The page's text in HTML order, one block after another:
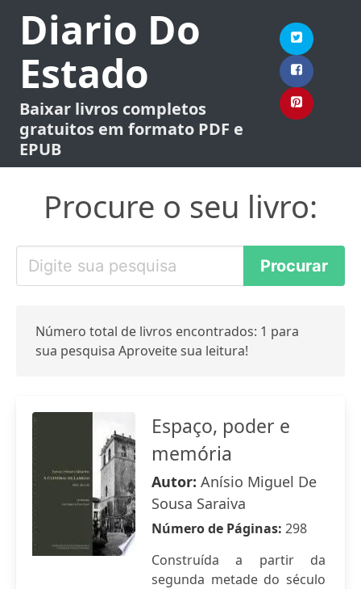
Diario Do
Estado
Baixar livros completos
gratuitos em formato PDF e
EPUB
Procure o seu livro:
Número total de livros encontrados: 1 para
sua pesquisa Aproveite sua leitura!
Espaço, poder e
memória
Autor: Anísio Miguel De
Sousa Saraiva
Número de Páginas: 298
Construída a partir da
segunda metade do século